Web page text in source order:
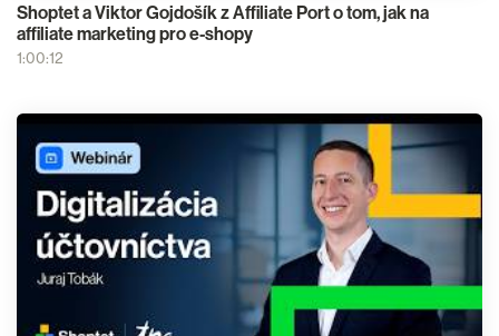
Shoptet a Viktor Gojdošík z Affiliate Port o tom, jak na
affiliate marketing pro e-shopy
1:00:12